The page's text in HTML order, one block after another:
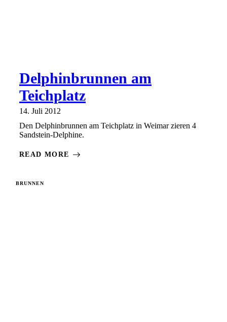
Delphinbrunnen am
Teichplatz
14. Juli 2012
Den Delphinbrunnen am Teichplatz in Weimar zieren 4
Sandstein-Delphine.
READ MORE
BRUNNEN